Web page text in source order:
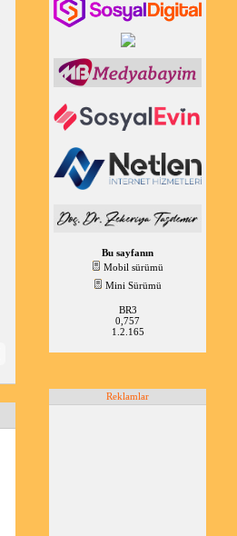
Bu sayfanın
Mobil sürümü
Mini Sürümü
BR3
0,757
1.2.165
Reklamlar